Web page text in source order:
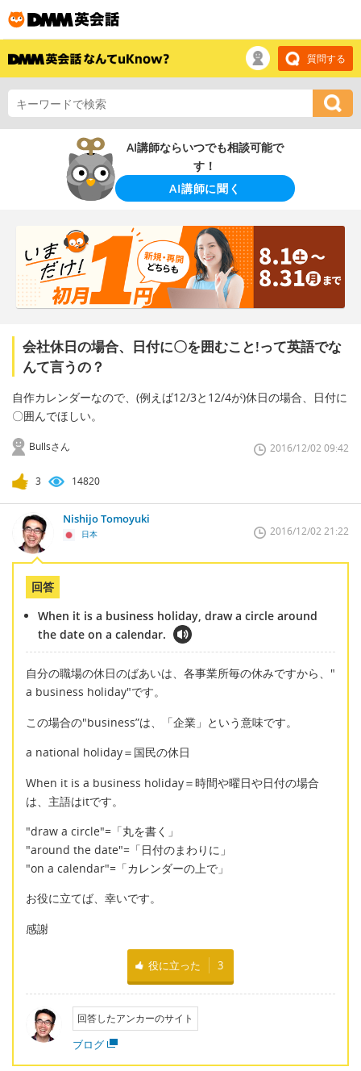
質問する
AI講師ならいつでも相談可能で
す！
AI講師に聞く
会社休日の場合、日付に〇を囲むこと!って英語でな
んて言うの？
自作カレンダーなので、(例えば12/3と12/4が)休日の場合、日付に
〇囲んでほしい。
Bullsさん 2016/12/02 09:42
3 14820
Nishijo Tomoyuki
日本 2016/12/02 21:22
回答
When it is a business holiday, draw a circle around
the date on a calendar.
自分の職場の休日のばあいは、各事業所毎の休みですから、"
a business holiday"です。
この場合の"business”は、「企業」という意味です。
a national holiday＝国民の休日
When it is a business holiday＝時間や曜日や日付の場合
は、主語はitです。
"draw a circle"=「丸を書く」
"around the date"=「日付のまわりに」
"on a calendar"=「カレンダーの上で」
お役に立てば、幸いです。
感謝
役に立った 3
回答したアンカーのサイト
ブログ